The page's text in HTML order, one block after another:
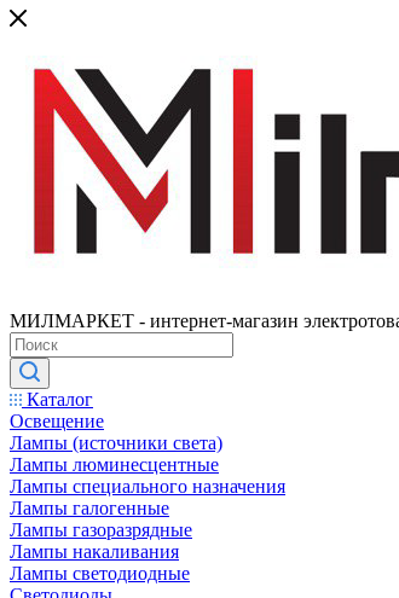
МИЛМАРКЕТ - интернет-магазин
Каталог
Освещение
Лампы (источники света)
Лампы люминесцентные
Лампы специального назначения
Лампы галогенные
Лампы газоразрядные
Лампы накаливания
Лампы светодиодные